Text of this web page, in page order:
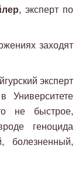
, эксперт по
заходят
эксперт
Университете
не быстрое,
геноцида
болезненный,